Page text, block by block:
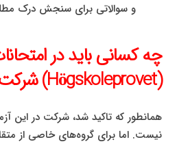
و سوالاتی برای سنجش درک
چه کسانی باید در
(Högskoleprovet) شرکت کنند؟
همانطور که تاکید شد، شرکت در این
نیست. اما برای گروه‌های خاصی از